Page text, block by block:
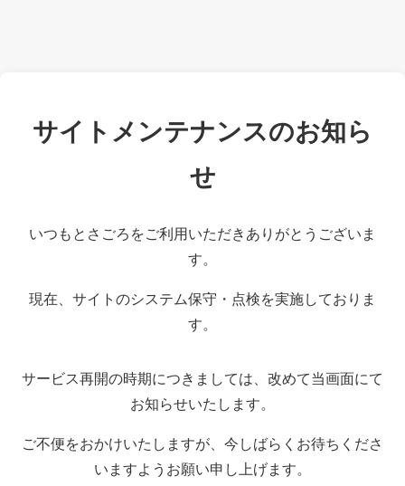
サイトメンテナンスのお知ら
せ
いつもとさごろをご利用いただきありがとうございま
す。
現在、サイトのシステム保守・点検を実施しておりま
す。
サービス再開の時期につきましては、改めて当画面にて
お知らせいたします。
ご不便をおかけいたしますが、今しばらくお待ちくださ
いますようお願い申し上げます。